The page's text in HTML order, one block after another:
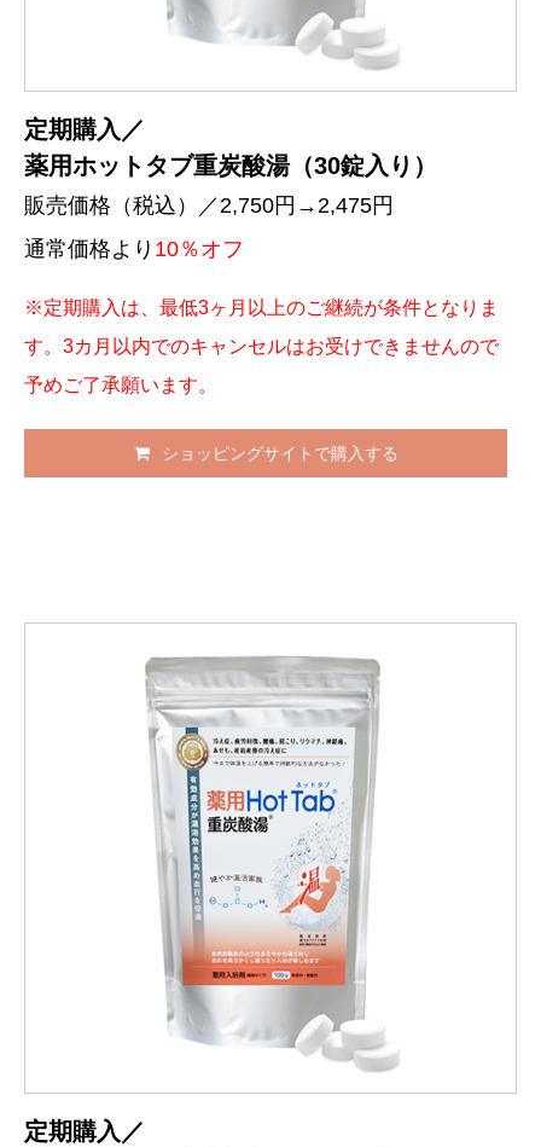
定期購入／
薬用ホットタブ重炭酸湯（30錠入り）
販売価格（税込）／2,750円→2,475円
通常価格より 10％オフ
※定期購入は、最低3ヶ月以上のご継続が条件となりま
す。3カ月以内でのキャンセルはお受けできませんので
予めご了承願います。
ショッピングサイトで購入する
定期購入／